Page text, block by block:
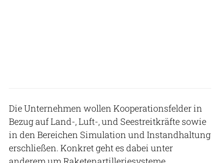
Die Unternehmen wollen Kooperationsfelder in
Bezug auf Land-, Luft-, und Seestreitkräfte sowie
in den Bereichen Simulation und Instandhaltung
erschließen. Konkret geht es dabei unter